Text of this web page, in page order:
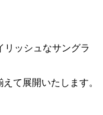
ッシュなサングラ
て展開いたします。